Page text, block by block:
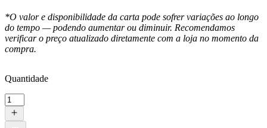
*O valor e disponibilidade da carta pode sofrer variações ao longo
do tempo — podendo aumentar ou diminuir. Recomendamos
verificar o preço atualizado diretamente com a loja no momento da
compra.
Quantidade